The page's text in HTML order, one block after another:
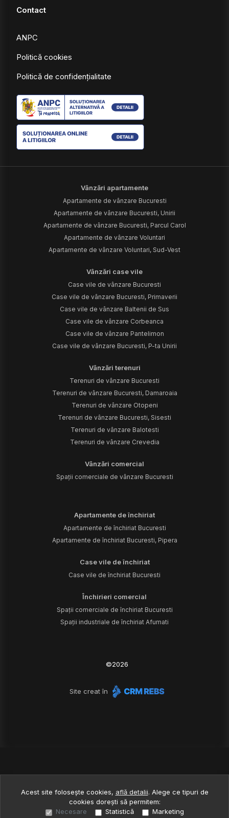
Contact
ANPC
Politică cookies
Politică de confidențialitate
Vânzări apartamente
Apartamente de vânzare Bucuresti
Apartamente de vânzare Bucuresti, Unirii
Apartamente de vânzare Bucuresti, Parcul Carol
Apartamente de vânzare Voluntari
Apartamente de vânzare Voluntari, Sud-Vest
Vânzări case vile
Case vile de vânzare Bucuresti
Case vile de vânzare Bucuresti, Primaverii
Case vile de vânzare Baltenii de Sus
Case vile de vânzare Corbeanca
Case vile de vânzare Pantelimon
Case vile de vânzare Bucuresti, P-ta Unirii
Vânzări terenuri
Terenuri de vânzare Bucuresti
Terenuri de vânzare Bucuresti, Damaroaia
Terenuri de vânzare Otopeni
Terenuri de vânzare Bucuresti, Sisesti
Terenuri de vânzare Balotesti
Terenuri de vânzare Crevedia
Vânzări comercial
Spații comerciale de vânzare Bucuresti
Apartamente de închiriat
Apartamente de închiriat Bucuresti
Apartamente de închiriat Bucuresti, Pipera
Case vile de închiriat
Case vile de închiriat Bucuresti
Închirieri comercial
Spații comerciale de închiriat Bucuresti
Spații industriale de închiriat Afumati
©2026
Site creat în
Acest site folosește cookies, află detalii. Alege ce tipuri de
cookies dorești să permitem:
Necesare
Statistică Marketing